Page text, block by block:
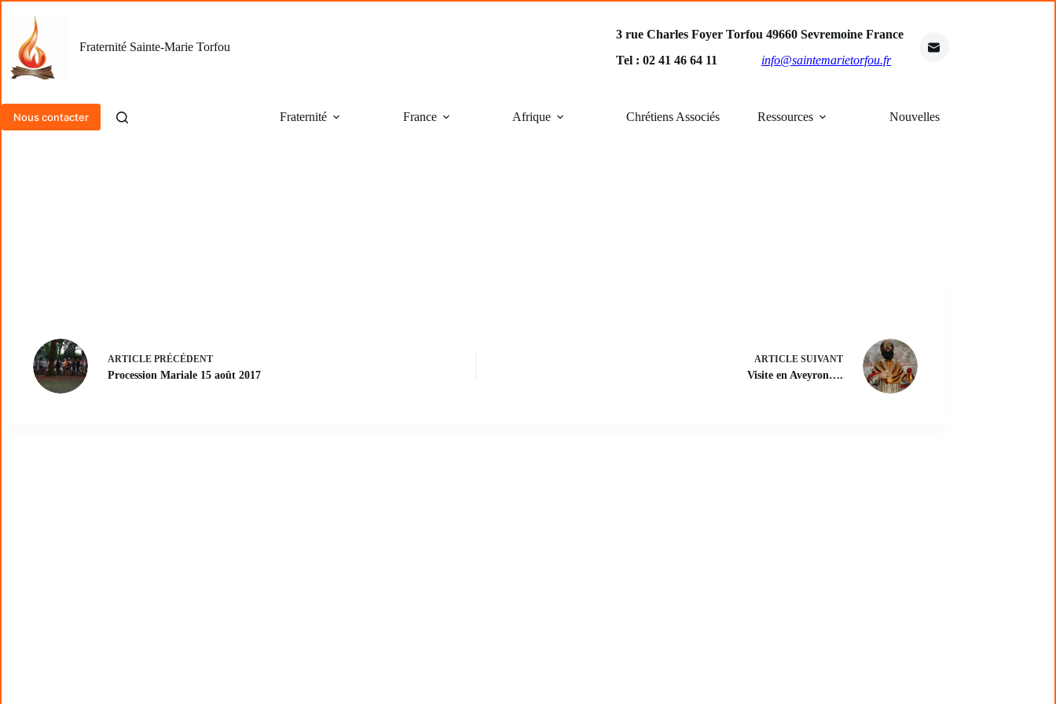
contenu
Fraternité Sainte-Marie Torfou
3 rue Charles Foyer Torfou 49660 Sevremoine France
Tel : 02 41 46 64 11
info@saintemarietorfou.fr
Nous contacter Fraternité France Afrique Chrétiens Associés Ressources Nouvelles
ARTICLE PRÉCÉDENT
Procession Mariale 15 août 2017
ARTICLESUIVANT
Visite en Aveyron….